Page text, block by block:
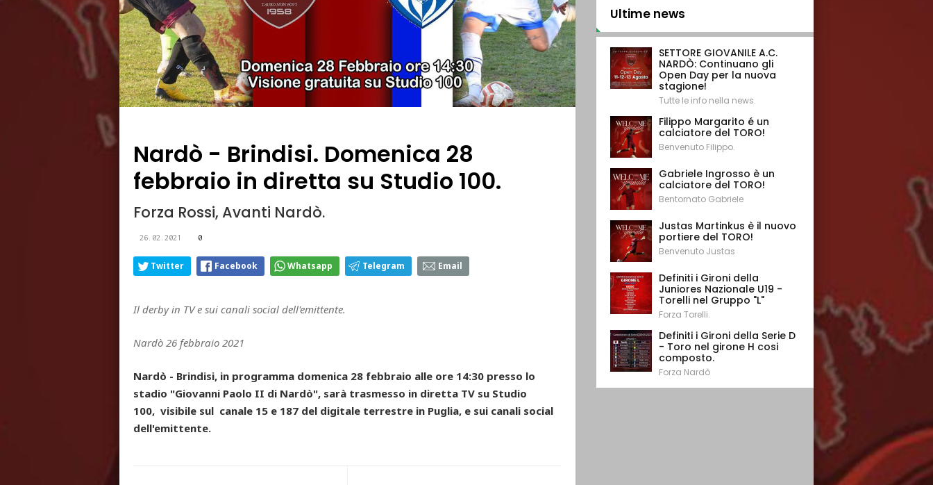
Nardò - Brindisi. Domenica 28
febbraio in diretta su Studio 100.
Forza Rossi, Avanti Nardò.
26.02.2021 0
Twitter Facebook Whatsapp Telegram Email
Il derby in TV e sui canali social dell'emittente.
Nardò 26 febbraio 2021
Nardò - Brindisi, in programma domenica 28 febbraio alle ore 14:30 presso lo
stadio "Giovanni Paolo II di Nardò", sarà trasmesso in diretta TV su Studio
100, visibile sul canale 15 e 187 del digitale terrestre in Puglia, e sui canali social
dell'emittente.
Ultime news
SETTORE GIOVANILE A.C.
NARDÒ: Continuano gli
Open Day per la nuova
stagione!
Tutte le info nella news.
Filippo Margarito é un
calciatore del TORO!
Benvenuto Filippo.
Gabriele Ingrosso è un
calciatore del TORO!
Bentornato Gabriele
Justas Martinkus è il nuovo
portiere del TORO!
Benvenuto Justas
Definiti i Gironi della
Juniores Nazionale U19 -
Torelli nel Gruppo "L"
Forza Torelli.
Definiti i Gironi della Serie D
- Toro nel girone H cosi
composto.
Forza Nardò